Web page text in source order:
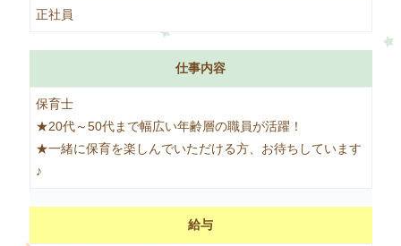
正社員
仕事内容
保育士
★20代～50代まで幅広い年齢層の職員が活躍！
★一緒に保育を楽しんでいただける方、お待ちしています
♪
給与